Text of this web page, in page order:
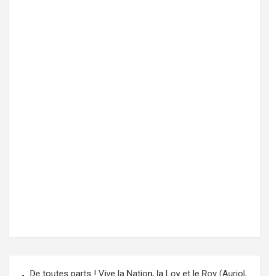
De toutes parts ! Vive la Nation, la Loy et le Roy (Auriol,